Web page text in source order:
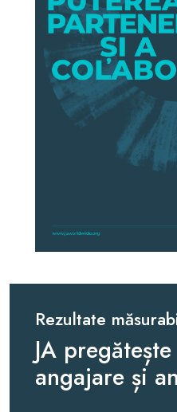
Rezultate
JA
angajare și